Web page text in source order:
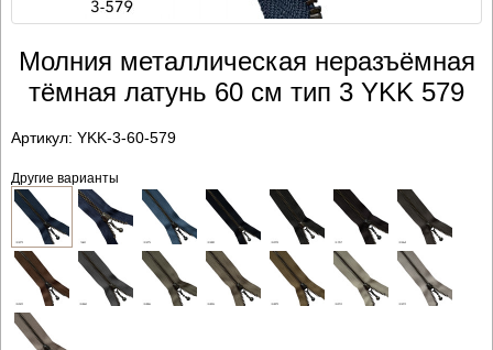
Молния металлическая неразъёмная
тёмная латунь 60 см тип 3 YKK 579
Артикул: YKK-3-60-579
Другие варианты